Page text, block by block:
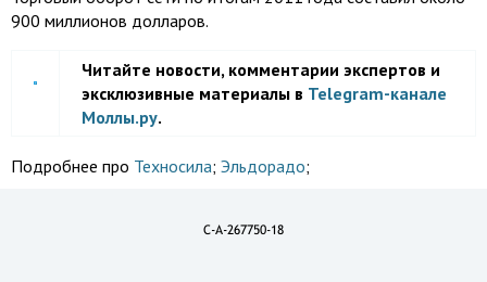
900 миллионов долларов.
Читайте новости, комментарии экспертов и
эксклюзивные материалы в Telegram-канале
Моллы.ру.
Подробнее про Техносила; Эльдорадо;
C-A-267750-18